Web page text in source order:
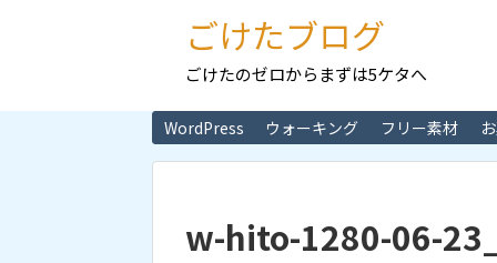
ごけたブログ
ごけたのゼロからまずは5ケタへ
WordPress ウォーキング フリー素材
w-hito-1280-06-